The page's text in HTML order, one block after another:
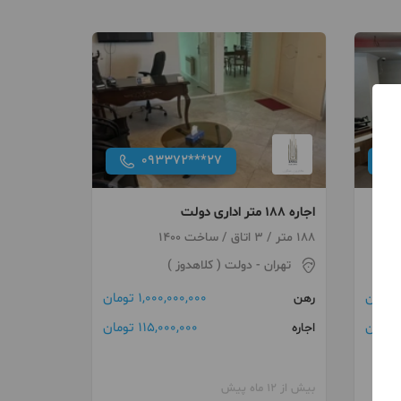
093372***27
اجاره 188 متر اداری دولت
188 متر / 3 اتاق / ساخت 1400
تهران - دولت ( کلاهدوز )
رهن
1,000,000,000 تومان
اجاره 115,000,000 تومان
بیش از 12 ماه پیش